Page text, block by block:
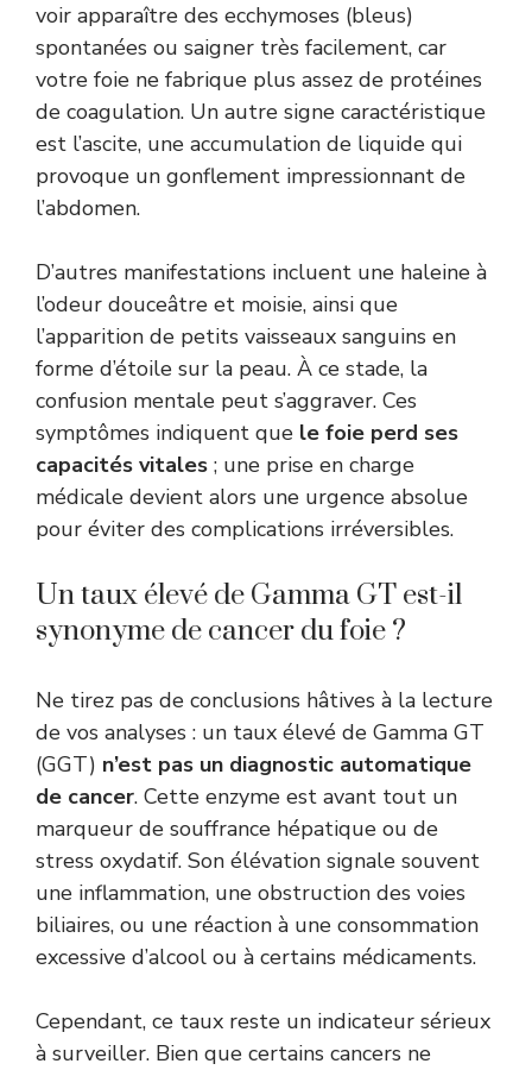
voir apparaître des ecchymoses (bleus)
spontanées ou saigner très facilement, car
votre foie ne fabrique plus assez de protéines
de coagulation. Un autre signe caractéristique
est l’ascite, une accumulation de liquide qui
provoque un gonflement impressionnant de
l’abdomen.
D’autres manifestations incluent une haleine à
l’odeur douceâtre et moisie, ainsi que
l’apparition de petits vaisseaux sanguins en
forme d’étoile sur la peau. À ce stade, la
confusion mentale peut s’aggraver. Ces
symptômes indiquent que le foie perd ses
capacités vitales ; une prise en charge
médicale devient alors une urgence absolue
pour éviter des complications irréversibles.
Un taux élevé de Gamma GT est-il
synonyme de cancer du foie ?
Ne tirez pas de conclusions hâtives à la lecture
de vos analyses : un taux élevé de Gamma GT
(GGT) n’est pas un diagnostic automatique
de cancer. Cette enzyme est avant tout un
marqueur de souffrance hépatique ou de
stress oxydatif. Son élévation signale souvent
une inflammation, une obstruction des voies
biliaires, ou une réaction à une consommation
excessive d’alcool ou à certains médicaments.
Cependant, ce taux reste un indicateur sérieux
à surveiller. Bien que certains cancers ne